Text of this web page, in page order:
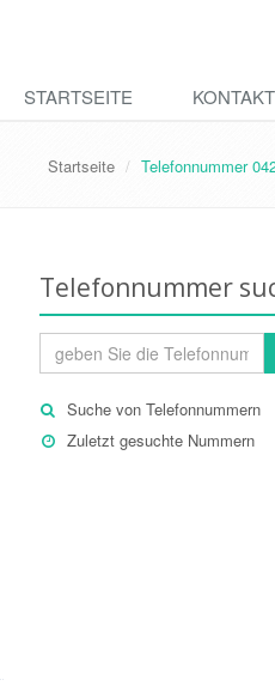
STARTSEITE KONTAKT
Startseite Telefonnummer
Telefonnummer
Suche von Telefonnummern
Zuletzt gesuchte Nummern